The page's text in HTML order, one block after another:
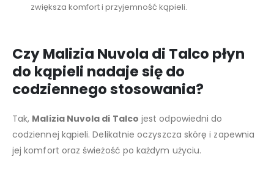
zwiększa komfort i przyjemność kąpieli.
Czy Malizia Nuvola di Talco płyn
do kąpieli nadaje się do
codziennego stosowania?
Tak, Malizia Nuvola di Talco jest odpowiedni do
codziennej kąpieli. Delikatnie oczyszcza skórę i zapewnia
jej komfort oraz świeżość po każdym użyciu.